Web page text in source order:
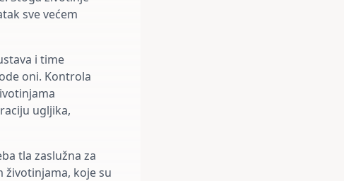
sve većem
i time
oni. Kontrola
ugljika,
tla zaslužna za
životinjama, koje su